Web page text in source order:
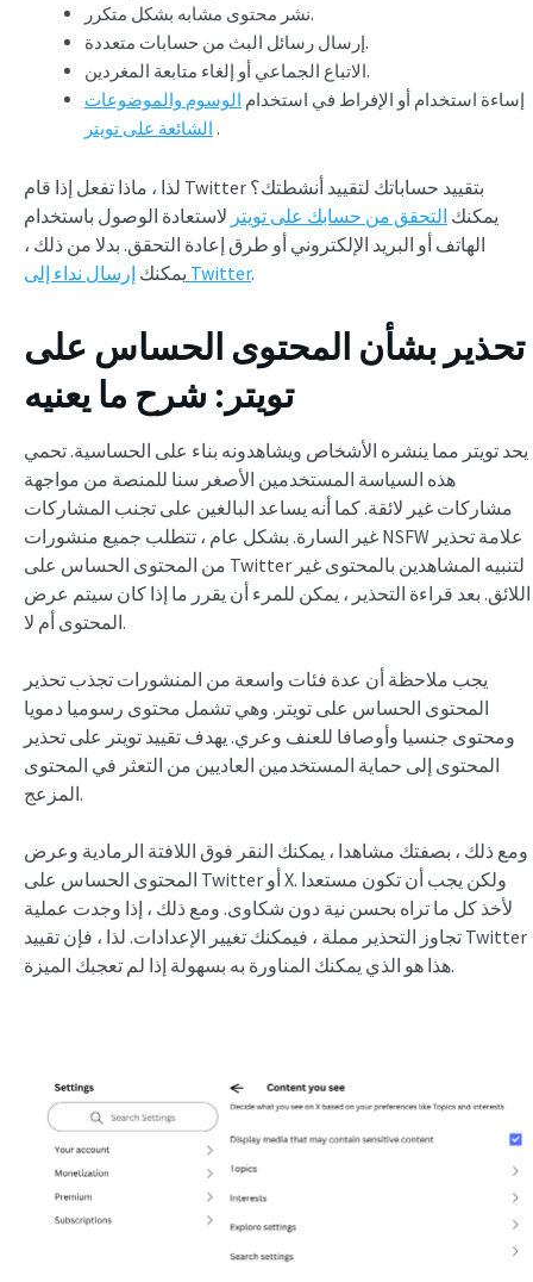
نشر محتوى مشابه بشكل متكرر.
إرسال رسائل البث من حسابات متعددة.
الاتباع الجماعي أو إلغاء متابعة المغردين.
إساءة استخدام أو الإفراط في استخدام الوسوم والموضوعات
الشائعة على تويتر .
لذا ، ماذا تفعل إذا قام Twitter بتقييد حساباتك لتقييد أنشطتك؟
يمكنك التحقق من حسابك على تويتر لاستعادة الوصول باستخدام
الهاتف أو البريد الإلكتروني أو طرق إعادة التحقق. بدلا من ذلك ،
يمكنك إرسال نداء إلى Twitter.
تحذير بشأن المحتوى الحساس على
تويتر: شرح ما يعنيه
يحد تويتر مما ينشره الأشخاص ويشاهدونه بناء على الحساسية. تحمي
هذه السياسة المستخدمين الأصغر سنا للمنصة من مواجهة
مشاركات غير لائقة. كما أنه يساعد البالغين على تجنب المشاركات
غير السارة. بشكل عام ، تتطلب جميع منشورات NSFW علامة تحذير
من المحتوى الحساس على Twitter لتنبيه المشاهدين بالمحتوى غير
اللائق. بعد قراءة التحذير ، يمكن للمرء أن يقرر ما إذا كان سيتم عرض
المحتوى أم لا.
يجب ملاحظة أن عدة فئات واسعة من المنشورات تجذب تحذير
المحتوى الحساس على تويتر. وهي تشمل محتوى رسوميا دمويا
ومحتوى جنسيا وأوصافا للعنف وعري. يهدف تقييد تويتر على تحذير
المحتوى إلى حماية المستخدمين العاديين من التعثر في المحتوى
المزعج.
ومع ذلك ، بصفتك مشاهدا ، يمكنك النقر فوق اللافتة الرمادية وعرض
المحتوى الحساس على Twitter أو X. ولكن يجب أن تكون مستعدا
لأخذ كل ما تراه بحسن نية دون شكاوى. ومع ذلك ، إذا وجدت عملية
تجاوز التحذير مملة ، فيمكنك تغيير الإعدادات. لذا ، فإن تقييد Twitter
هذا هو الذي يمكنك المناورة به بسهولة إذا لم تعجبك الميزة.